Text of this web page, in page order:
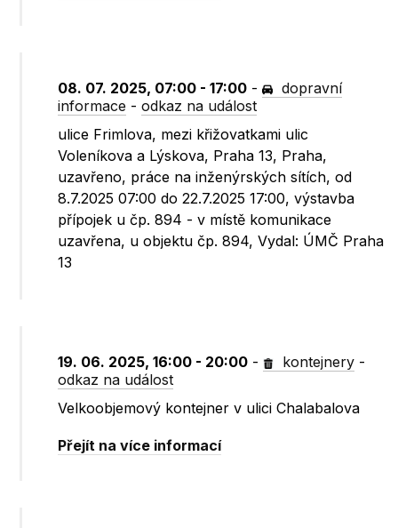
08. 07. 2025, 07:00 - 17:00 -
dopravní
informace -odkaz na událost
ulice Frimlova, mezi křižovatkami ulic
Voleníkova a Lýskova, Praha 13, Praha,
uzavřeno, práce na inženýrských sítích, od
8.7.2025 07:00 do 22.7.2025 17:00, výstavba
přípojek u čp. 894 - v místě komunikace
uzavřena, u objektu čp. 894, Vydal: ÚMČ Praha
13
19. 06. 2025, 16:00 - 20:00 - kontejnery -
odkaz na událost
Velkoobjemový kontejner v ulici Chalabalova
Přejít na více informací